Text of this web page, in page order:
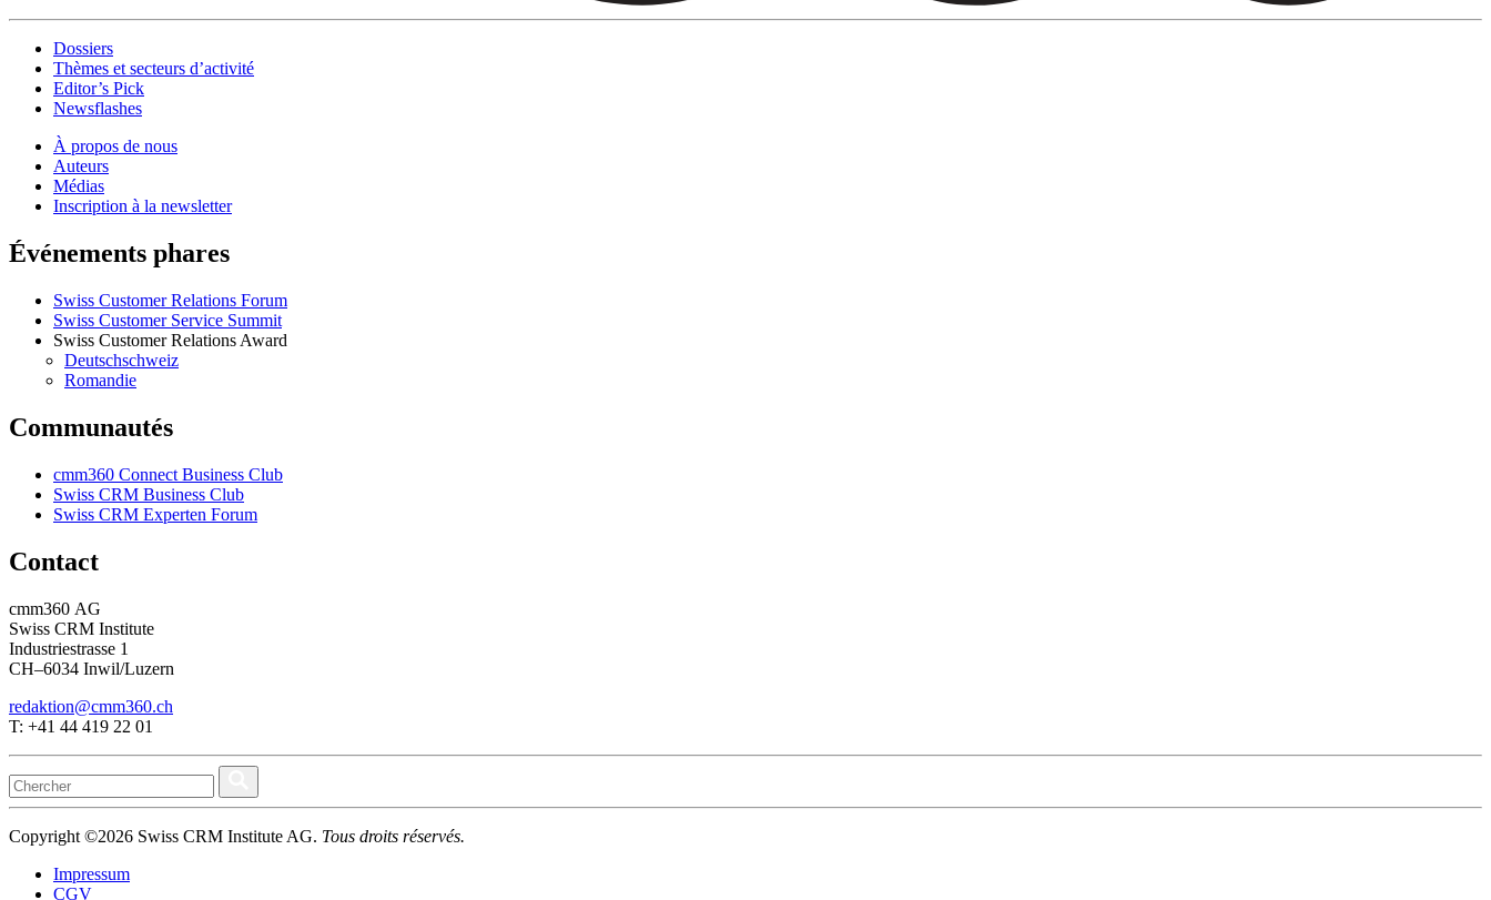
Dossiers
Thèmes et secteurs d’activité
Editor’s Pick
Newsflashes
À propos de nous
Auteurs
Médias
Inscription à la newsletter
Événements phares
Swiss Customer Relations Forum
Swiss Customer Service Summit
Swiss Customer Relations Award
Deutschschweiz
Romandie
Communautés
cmm360 Connect Business Club
Swiss CRM Business Club
Swiss CRM Experten Forum
Contact
cmm360 AG
Swiss CRM Institute
Industriestrasse 1
CH–6034 Inwil/Luzern
redaktion@cmm360.ch
T: +41 44 419 22 01
Copyright ©2026 Swiss CRM Institute AG. Tous droits réservés.
Impressum
CGV